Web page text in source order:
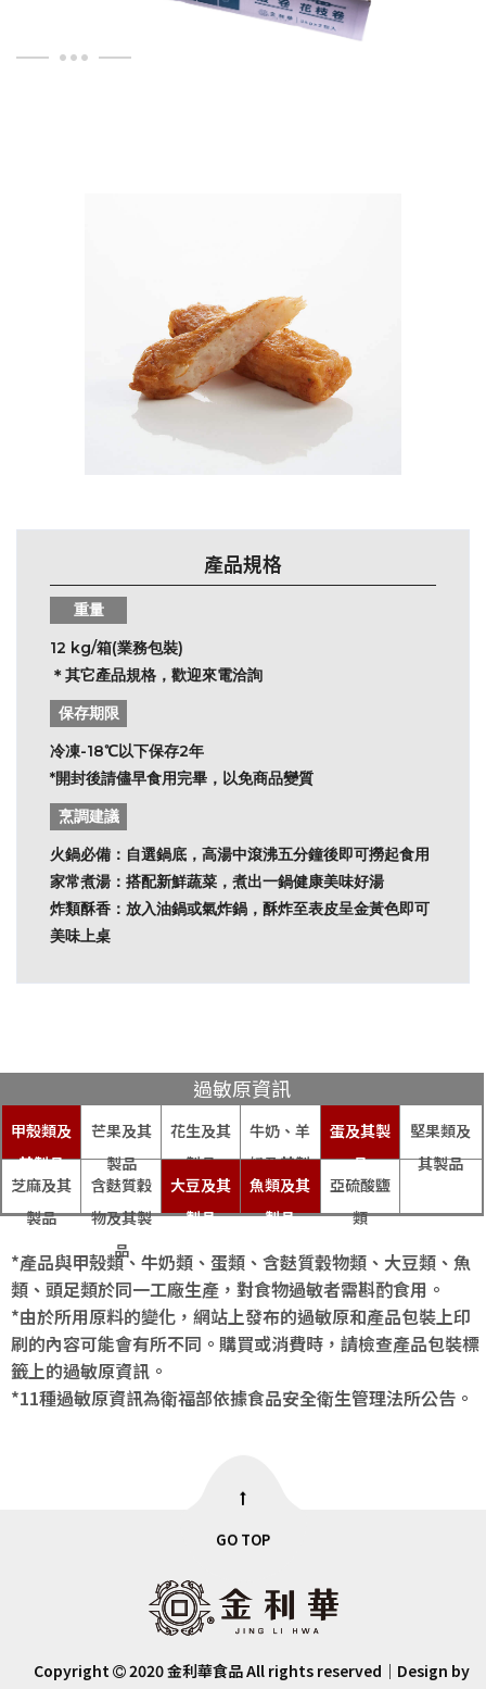
產品規格
重量
12 kg/箱(業務包裝)
＊其它產品規格，歡迎來電洽詢
保存期限
冷凍-18℃以下保存2年
*開封後請儘早食用完畢，以免商品變質
烹調建議
火鍋必備：自選鍋底，高湯中滾沸五分鐘後即可撈起食用
家常煮湯：搭配新鮮蔬菜，煮出一鍋健康美味好湯
炸類酥香：放入油鍋或氣炸鍋，酥炸至表皮呈金黃色即可
美味上桌
過敏原資訊
甲殼類及
其製品
芒果及其
製品
花生及其
製品
牛奶、羊
奶及其製
品
蛋及其製
品
堅果類及
其製品
芝麻及其
製品
含麩質穀
物及其製
品
大豆及其
製品
魚類及其
製品
亞硫酸鹽
類
*產品與甲殼類、牛奶類、蛋類、含麩質穀物類、大豆類、魚
類、頭足類於同一工廠生產，對食物過敏者需斟酌食用。
*由於所用原料的變化，網站上發布的過敏原和產品包裝上印
刷的內容可能會有所不同。購買或消費時，請檢查產品包裝標
籤上的過敏原資訊。
*11種過敏原資訊為衛福部依據食品安全衛生管理法所公告。
GO TOP
Copyright 2020 金利華食品 All rights reserved｜Design by